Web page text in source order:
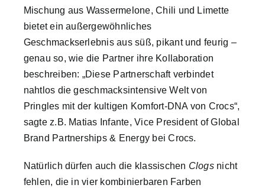
Mischung aus Wassermelone, Chili und Limette
bietet ein außergewöhnliches
Geschmackserlebnis aus süß, pikant und feurig –
genau so, wie die Partner ihre Kollaboration
beschreiben: „Diese Partnerschaft verbindet
nahtlos die geschmacksintensive Welt von
Pringles mit der kultigen Komfort-DNA von Crocs“,
sagte z.B. Matias Infante, Vice President of Global
Brand Partnerships & Energy bei Crocs.
Natürlich dürfen auch die klassischen Clogsnicht
fehlen, die in vier kombinierbaren Farben